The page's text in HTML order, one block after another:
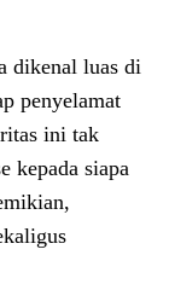
dikenal luas di
penyelamat
ini tak
kepada siapa